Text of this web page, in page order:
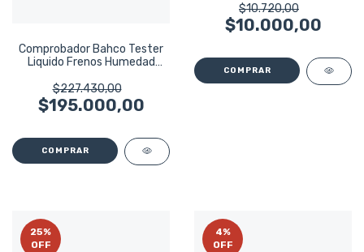
Comprobador Bahco Tester
Liquido Frenos Humedad
$227.430,00
$195.000,00
$10.720,00
$10.000,00
25%
OFF
4%
OFF